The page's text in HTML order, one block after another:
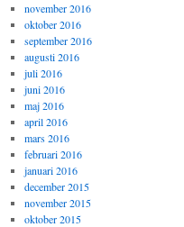
november 2016
oktober 2016
september 2016
augusti 2016
juli 2016
juni 2016
maj 2016
april 2016
mars 2016
februari 2016
januari 2016
december 2015
november 2015
oktober 2015